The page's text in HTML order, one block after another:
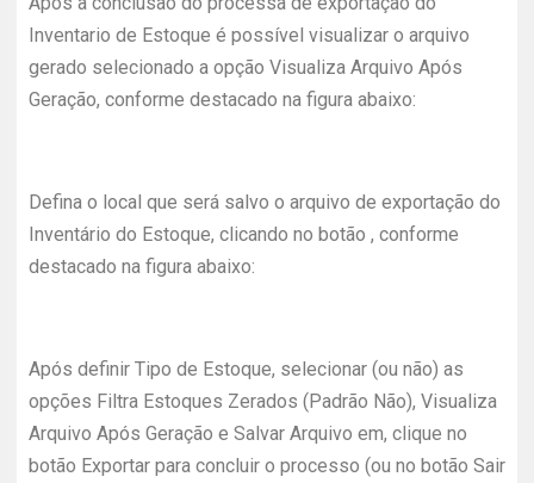
Inventario de Estoque é possível visualizar o arquivo
gerado selecionado a opção Visualiza Arquivo Após
Geração, conforme destacado na figura abaixo:
Defina o local que será salvo o arquivo de exportação do
Inventário do Estoque, clicando no botão , conforme
destacado na figura abaixo:
Após definir Tipo de Estoque, selecionar (ou não) as
opções Filtra Estoques Zerados (Padrão Não), Visualiza
Arquivo Após Geração e Salvar Arquivo em, clique no
botão Exportar para concluir o processo (ou no botão Sair